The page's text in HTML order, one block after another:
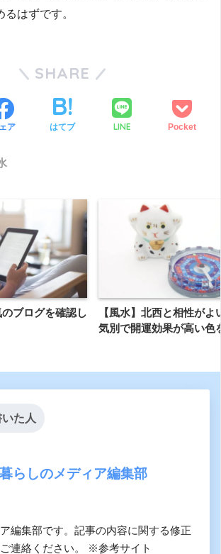
はずです。
SHARE
ア はてブ LINE Pocket
ブログを確認し
【風水】北西と相性がよ
気別で開運効果が高い色
た人
暮らしのメディア編集部
編集部です。記事の内容に関する修正
連絡ください。 ※参考サイト